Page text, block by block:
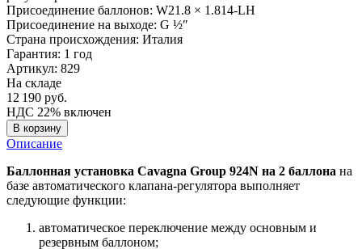
Присоединение баллонов: W21.8 × 1.814-LH
Присоединение на выходе: G ½″
Страна происхождения: Италия
Гарантия: 1 год
Артикул: 829
На складе
12 190 руб.
НДС 22% включен
В корзину
Описание
Баллонная установка Cavagna Group 924N на 2 баллона на
базе автоматического клапана-регулятора выполняет
следующие функции:
автоматическое переключение между основным и
резервным баллоном;